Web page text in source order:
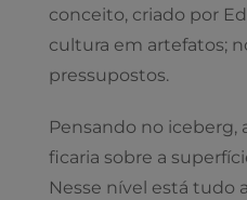
conceito, criado por
cultura em artefatos;
pressupostos.
Pensando no iceberg,
ficaria sobre a
Nesse nível está tudo